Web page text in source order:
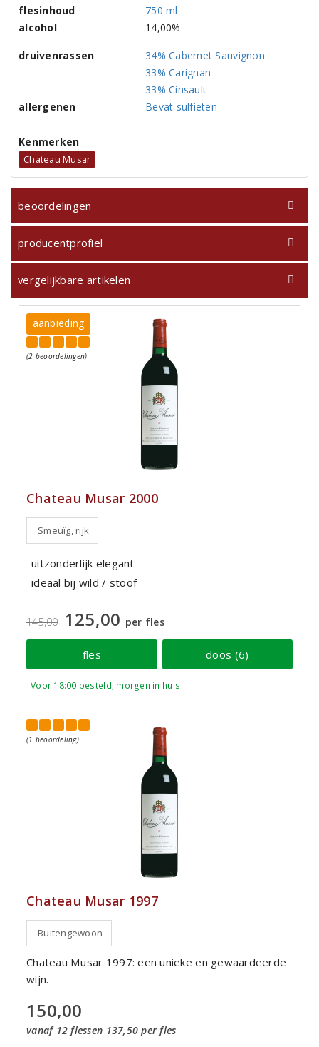
flesinhoud
750 ml
alcohol
14,00%
druivenrassen
34% Cabernet Sauvignon
33% Carignan
33% Cinsault
allergenen
Bevat sulfieten
Kenmerken
Chateau Musar
beoordelingen
producentprofiel
vergelijkbare artikelen
aanbieding
(2 beoordelingen)
Chateau Musar 2000
Smeuïg, rijk
uitzonderlijk elegant
ideaal bij wild / stoof
145,00 125,00 per fles
fles doos (6)
Voor 18:00 besteld, morgen in huis
(1 beoordeling)
Chateau Musar 1997
Buitengewoon
Chateau Musar 1997: een unieke en gewaardeerde
wijn.
150,00
vanaf 12 flessen 137,50 per fles